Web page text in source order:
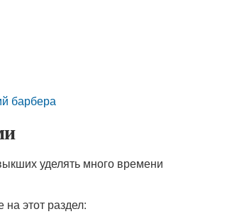
барбера
уделять много времени
этот раздел: